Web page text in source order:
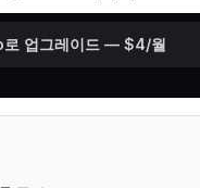
로 업그레이드 — $4/월